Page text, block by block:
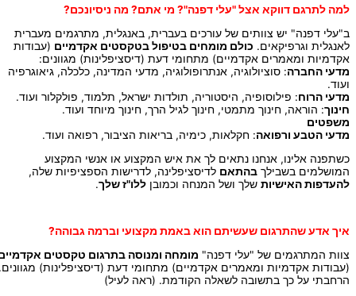
למה לתרגם דווקא אצל "עלי דפנה"? מי אתם? מה ניסיונכם?
ב"עלי דפנה" יש צוותים של עורכים בעברית, באנגלית, מתרגמים מעברית
לאנגלית וגרפיקאים.כולם מומחים בטיפול בטקסטים אקדמיים(עבודות
אקדמיות ומאמרים אקדמיים) מתחומי דעת (דיסציפלינות) מגוונים:
מדעי החברה: סוציולוגיה, אנתרופולוגיה, מדעי המדינה, כלכלה, גיאוגרפיה
ועוד.
מדעי הרוח: פילוסופיה, היסטוריה, תולדות ישראל, תלמוד, פולקלור ועוד.
חינוך: הוראה, חינוך מתמטי, חינוך לגיל הרך, חינוך מיוחד ועוד.
משפטים
מדעי הטבע ורפואה: חקלאות, כימיה, בריאות הציבור, רפואה ועוד.
כשתפנה אלינו, אנחנו נתאים לך את איש המקצוע או אנשי המקצוע
המושלמים בשבילךבהתאםלדיסציפלינה, לדרישות הספציפיות שלה,
להעדפות האישיותשלך ושל המנחה וכמובןללו"ז שלך.
איך אדע שהתרגום שעשיתם הוא באמת מקצועי וברמה גבוהה?
צוות המתרגמים של "עלי דפנה"מומחה ומנוסה בתרגום טקסטים אקדמיים
(עבודות אקדמיות ומאמרים אקדמיים) מתחומי דעת (דיסציפלינות) מגוונים.
הרחבתי על כך בתשובה לשאלה הקודמת. (ראה לעיל)